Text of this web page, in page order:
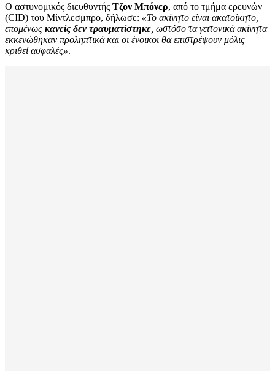
Ο αστυνομικός διευθυντής Τζον Μπόνερ, από το τμήμα ερευνών
(CID) του Μίντλεσμπρο, δήλωσε: «Το ακίνητο είναι ακατοίκητο,
επομένως κανείς δεν τραυματίστηκε , ωστόσο τα γειτονικά ακίνητα
εκκενώθηκαν προληπτικά και οι ένοικοι θα επιστρέψουν μόλις
κριθεί ασφαλές».